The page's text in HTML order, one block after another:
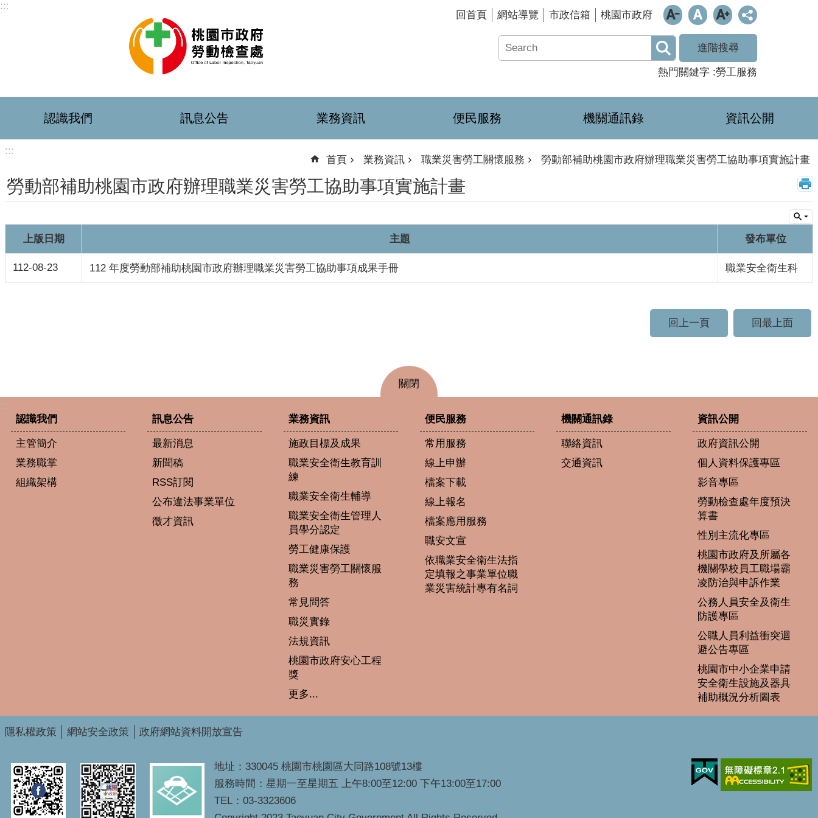
跳到主要內容區塊
:::
回首頁 網站導覽 市政信箱 桃園市政府
進階搜尋
熱門關鍵字 勞工服務
認識我們 訊息公告 業務資訊 便民服務 機關通訊錄 資訊公開
:::
首頁 業務資訊 職業災害勞工關懷服務 勞動部補助桃園市政府辦理職業災害勞工協助事項實施計畫
勞動部補助桃園市政府辦理職業災害勞工協助事項實施計畫
上版日期 主題 發布單位
112-08-23 112 年度勞動部補助桃園市政府辦理職業災害勞工協助事項成果手冊 職業安全衛生科
回上一頁 回最上面
關閉
:::
認識我們
主管簡介
業務職掌
組織架構
訊息公告
最新消息
新聞稿
RSS訂閱
公布違法事業單位
徵才資訊
業務資訊
施政目標及成果
職業安全衛生教育訓
練
職業安全衛生輔導
職業安全衛生管理人
員學分認定
勞工健康保護
職業災害勞工關懷服
務
常見問答
職災實錄
法規資訊
桃園市政府安心工程
獎
更多...
便民服務
常用服務
線上申辦
檔案下載
線上報名
檔案應用服務
職安文宣
依職業安全衛生法指
定填報之事業單位職
業災害統計專有名詞
機關通訊錄
聯絡資訊
交通資訊
資訊公開
政府資訊公開
個人資料保護專區
影音專區
勞動檢查處年度預決
算書
性別主流化專區
桃園市政府及所屬各
機關學校員工職場霸
凌防治與申訴作業
公務人員安全及衛生
防護專區
公職人員利益衝突迴
避公告專區
桃園市中小企業申請
安全衛生設施及器具
補助概況分析圖表
隱私權政策 網站安全政策 政府網站資料開放宣告
地址：330045 桃園市桃園區大同路108號13樓
服務時間：星期一至星期五 上午8:00至12:00 下午13:00至17:00
TEL：03-3323606